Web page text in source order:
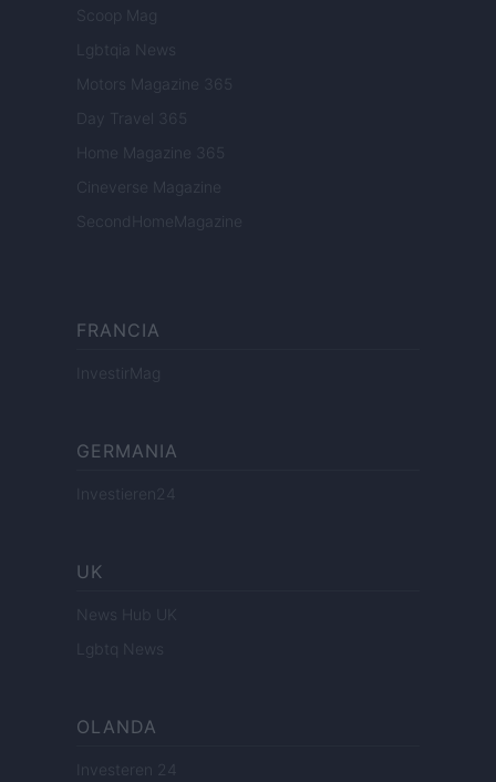
Scoop Mag
Lgbtqia News
Motors Magazine 365
Day Travel 365
Home Magazine 365
Cineverse Magazine
SecondHomeMagazine
FRANCIA
InvestirMag
GERMANIA
Investieren24
UK
News Hub UK
Lgbtq News
OLANDA
Investeren 24